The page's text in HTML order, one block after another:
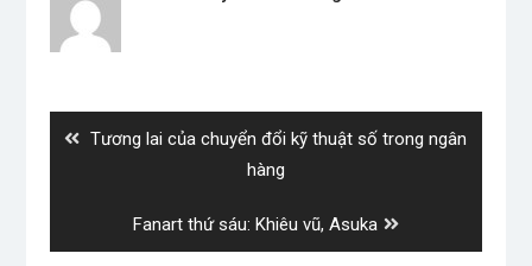
Previous
Tương lai của chuyển đổi kỹ thuật số trong ngân
hàng
Next
post:
Fanart thứ sáu: Khiêu vũ, Asuka